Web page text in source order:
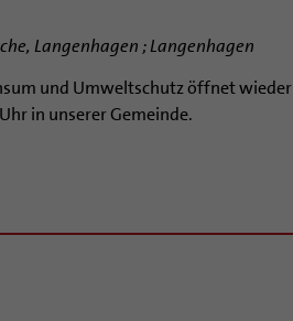
Langenhagen ; Langenhagen
und Umweltschutz öffnet wieder
in unserer Gemeinde.